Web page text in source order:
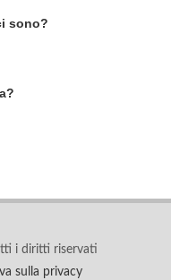
sono?
i diritti riservati
sulla privacy